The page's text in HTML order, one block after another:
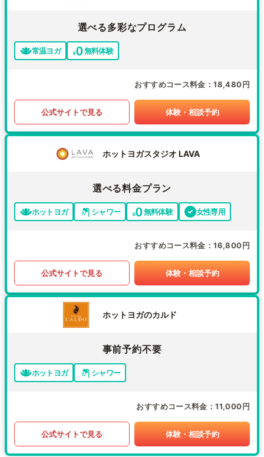
選べる多彩なプログラム
常温ヨガ 無料体験
おすすめコース料金 18,480円
公式サイトで見る 体験・相談予約
ホットヨガスタジオ LAVA
選べる料金プラン
ホットヨガ シャワー 無料体験 女性専用
おすすめコース料金 16,800円
公式サイトで見る 体験・相談予約
ホットヨガのカルド
事前予約不要
ホットヨガ シャワー
おすすめコース料金 11,000円
公式サイトで見る 体験・相談予約